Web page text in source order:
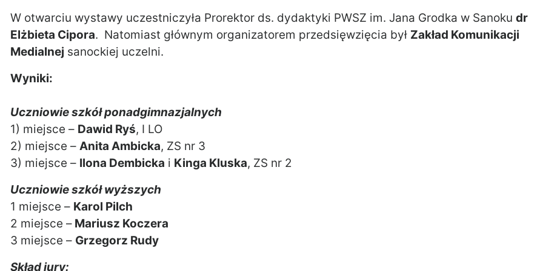
W otwarciu wystawy uczestniczyła Prorektor ds. dydaktyki PWSZ im. Jana Grodka w Sanoku dr
Elżbieta Cipora. Natomiast głównym organizatorem przedsięwzięcia był Zakład Komunikacji
Medialnej sanockiej uczelni.
Wyniki:
Uczniowie szkół ponadgimnazjalnych
1) miejsce – Dawid Ryś, I LO
2) miejsce – Anita Ambicka, ZS nr 3
3) miejsce – Ilona Dembicka i Kinga Kluska, ZS nr 2
Uczniowie szkół wyższych
1 miejsce – Karol Pilch
2 miejsce – Mariusz Koczera
3 miejsce – Grzegorz Rudy
Skład jury: